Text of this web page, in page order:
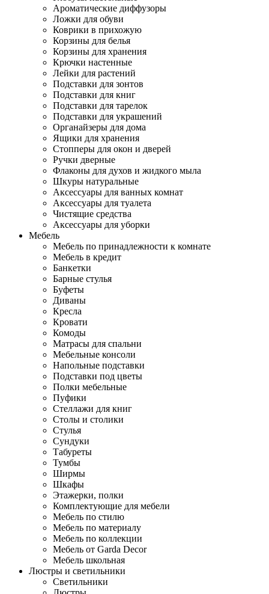
Ароматические диффузоры
Ложки для обуви
Коврики в прихожую
Корзины для белья
Корзины для хранения
Крючки настенные
Лейки для растений
Подставки для зонтов
Подставки для книг
Подставки для тарелок
Подставки для украшений
Органайзеры для дома
Ящики для хранения
Стопперы для окон и дверей
Ручки дверные
Флаконы для духов и жидкого мыла
Шкуры натуральные
Аксессуары для ванных комнат
Аксессуары для туалета
Чистящие средства
Аксессуары для уборки
Мебель
Мебель по принадлежности к комнате
Мебель в кредит
Банкетки
Барные стулья
Буфеты
Диваны
Кресла
Кровати
Комоды
Матрасы для спальни
Мебельные консоли
Напольные подставки
Подставки под цветы
Полки мебельные
Пуфики
Стеллажи для книг
Столы и столики
Стулья
Сундуки
Табуреты
Тумбы
Ширмы
Шкафы
Этажерки, полки
Комплектующие для мебели
Мебель по стилю
Мебель по материалу
Мебель по коллекции
Мебель от Garda Decor
Мебель школьная
Люстры и светильники
Светильники